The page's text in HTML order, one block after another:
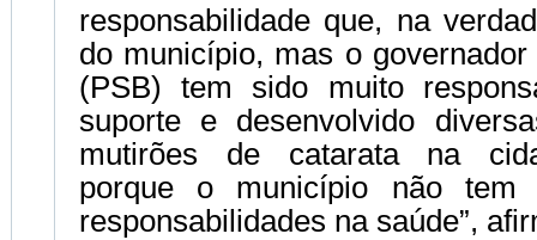
responsabilidade que, na
do município, mas o
(PSB) tem sido muito
suporte e desenvolvido
mutirões de catarata na
porque o município não tem
responsabilidades na saúde”,